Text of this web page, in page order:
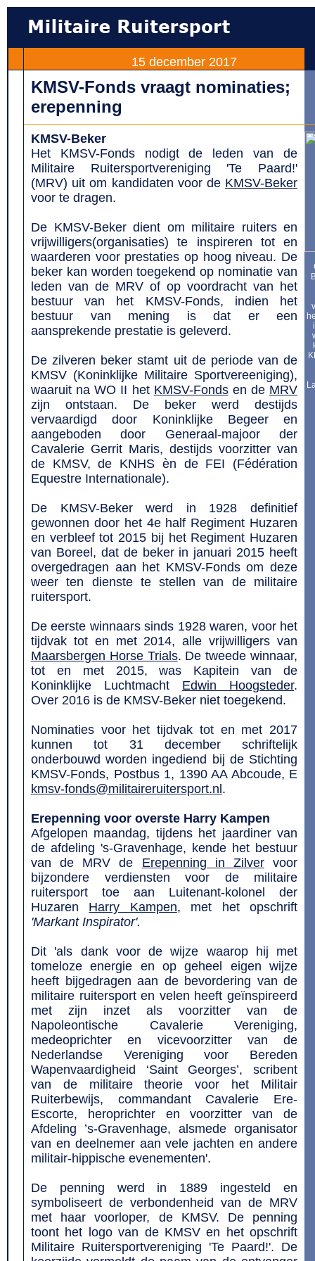
15 december 2017
KMSV-Fonds vraagt nominaties;
erepenning
KMSV-Beker
Het KMSV-Fonds nodigt de leden van de
Militaire Ruitersportvereniging 'Te Paard!'
(MRV) uit om kandidaten voor de KMSV-Beker
voor te dragen.
De KMSV-Beker dient om militaire ruiters en
vrijwilligers(organisaties) te inspireren tot en
waarderen voor prestaties op hoog niveau. De
beker kan worden toegekend op nominatie van
leden van de MRV of op voordracht van het
bestuur van het KMSV-Fonds, indien het
bestuur van mening is dat er een
aansprekende prestatie is geleverd.
De zilveren beker stamt uit de periode van de
KMSV (Koninklijke Militaire Sportvereeniging),
waaruit na WO II het KMSV-Fondsen de MRV
zijn ontstaan. De beker werd destijds
vervaardigd door Koninklijke Begeer en
aangeboden door Generaal-majoor der
Cavalerie Gerrit Maris, destijds voorzitter van
de KMSV, de KNHS èn de FEI (Fédération
Equestre Internationale).
De KMSV-Beker werd in 1928 definitief
gewonnen door het 4e half Regiment Huzaren
en verbleef tot 2015 bij het Regiment Huzaren
van Boreel, dat de beker in januari 2015 heeft
overgedragen aan het KMSV-Fonds om deze
weer ten dienste te stellen van de militaire
ruitersport.
De eerste winnaars sinds 1928 waren, voor het
tijdvak tot en met 2014, alle vrijwilligers van
Maarsbergen Horse Trials. De tweede winnaar,
tot en met 2015, was Kapitein van de
Koninklijke Luchtmacht Edwin Hoogsteder.
Over 2016 is de KMSV-Beker niet toegekend.
Nominaties voor het tijdvak tot en met 2017
kunnen tot 31 december schriftelijk
onderbouwd worden ingediend bij de Stichting
KMSV-Fonds, Postbus 1, 1390 AA Abcoude, E
kmsv-fonds@militaireruitersport.nl .
Erepenning voor overste Harry Kampen
Afgelopen maandag, tijdens het jaardiner van
de afdeling 's-Gravenhage, kende het bestuur
van de MRV de Erepenning in Zilvervoor
bijzondere verdiensten voor de militaire
ruitersport toe aan Luitenant-kolonel der
Huzaren Harry Kampen, met het opschrift
'Markant Inspirator'.
Dit 'als dank voor de wijze waarop hij met
tomeloze energie en op geheel eigen wijze
heeft bijgedragen aan de bevordering van de
militaire ruitersport en velen heeft geïnspireerd
met zijn inzet als voorzitter van de
Napoleontische Cavalerie Vereniging,
medeoprichter en vicevoorzitter van de
Nederlandse Vereniging voor Bereden
Wapenvaardigheid ‘Saint Georges’, scribent
van de militaire theorie voor het Militair
Ruiterbewijs, commandant Cavalerie Ere-
Escorte, heroprichter en voorzitter van de
Afdeling ’s-Gravenhage, alsmede organisator
van en deelnemer aan vele jachten en andere
militair-hippische evenementen'.
De penning werd in 1889 ingesteld en
symboliseert de verbondenheid van de MRV
met haar voorloper, de KMSV. De penning
toont het logo van de KMSV en het opschrift
Militaire Ruitersportvereniging 'Te Paard!'. De